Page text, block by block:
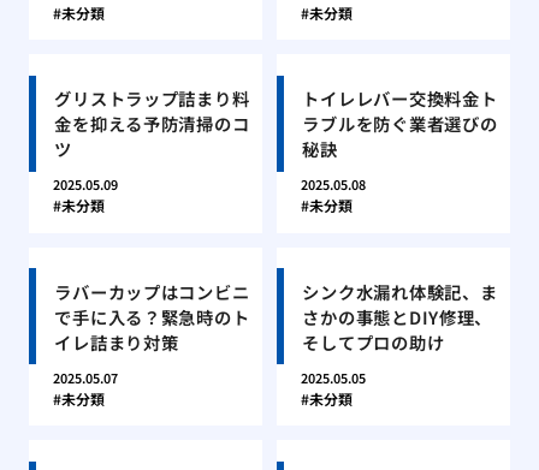
未分類 未分類
グリストラップ詰まり料
金を抑える予防清掃のコ
ツ
2025.05.09
未分類
トイレレバー交換料金ト
ラブルを防ぐ業者選びの
秘訣
2025.05.08
未分類
ラバーカップはコンビニ
で手に入る？緊急時のト
イレ詰まり対策
2025.05.07
未分類
シンク水漏れ体験記、ま
さかの事態とDIY修理、
そしてプロの助け
2025.05.05
未分類